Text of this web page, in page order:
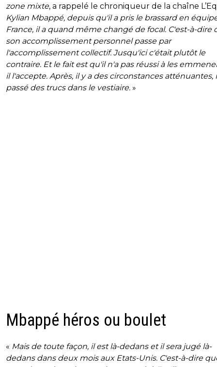
zone mixte, a rappelé le chroniqueur de la chaîne
Kylian Mbappé, depuis qu'il a pris le brassard en
France, il a quand même changé de focal. C'est-à-dire
son accomplissement personnel passe par
l'accomplissement collectif. Jusqu'ici c'était plutôt le
contraire. Et le fait est qu'il n'a pas réussi à les
il l'accepte. Après, il y a des circonstances atténuantes,
passé des trucs dans le vestiaire. »
Mbappé héros ou boulet
« Mais de toute façon, il est là-dedans et il sera jugé là-
dedans dans deux mois aux Etats-Unis. C'est-à-dire